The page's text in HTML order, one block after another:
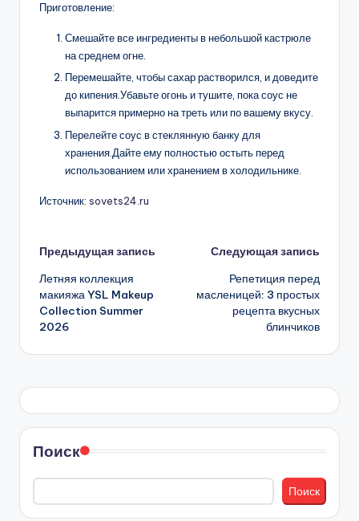
Приготовление:
Смешайте все ингредиенты в небольшой кастрюле
на среднем огне.
Перемешайте, чтобы сахар растворился, и доведите
до кипения.Убавьте огонь и тушите, пока соус не
выпарится примерно на треть или по вашему вкусу.
Перелейте соус в стеклянную банку для
хранения.Дайте ему полностью остыть перед
использованием или хранением в холодильнике.
Источник: sovets24.ru
Навигация
записи
Предыдущая запись
Летняя коллекция
макияжа YSL Makeup
Collection Summer
2026
Следующая запись
Репетиция перед
масленицей: 3 простых
рецепта вкусных
блинчиков
Поиск
Поиск